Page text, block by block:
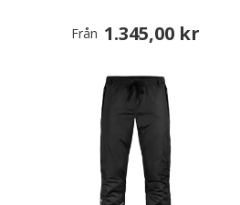
Från 1.345,00 kr